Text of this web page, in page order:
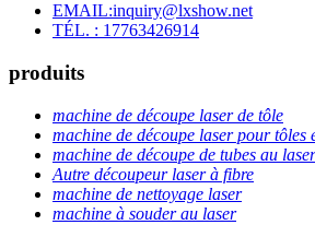
EMAIL:inquiry@lxshow.net
TÉL. : 17763426914
produits
machine de découpe laser de tôle
machine de découpe laser pour tôles
machine de découpe de tubes au
Autre découpeur laser à fibre
machine de nettoyage laser
machine à souder au laser